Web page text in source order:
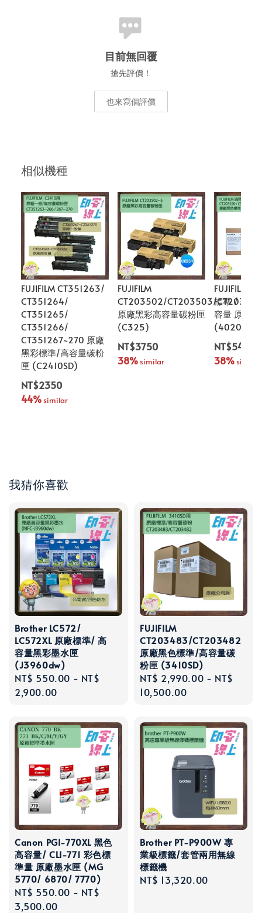
目前無回覆
搶先評價！
也來寫個評價
相似機種
FUJIFILM CT351263/
CT351264/
CT351265/
CT351266/
CT351267~270 原廠
黑彩標準/高容量碳粉
匣 (C2410SD)
NT$2350
44% similar
FUJIFILM
CT203502/CT203503/
原廠黑彩高容量碳粉匣
(C325)
NT$3750
38% similar
FUJIFILM
標準 /
容量 原廠
(4020SD)
NT$5400
38% similar
我猜你喜歡
Brother LC572/
LC572XL 原廠標準/ 高
容量黑彩墨水匣
(J3960dw)
Regular
price
NT$ 550.00 - NT$
2,900.00
FUJIFILM
CT203483/CT203482
原廠黑色標準/高容量碳
粉匣 (3410SD)
Regular
price
NT$ 2,990.00 - NT$
10,500.00
Canon PGI-770XL 黑色
高容量/ CLI-771 彩色標
準量 原廠墨水匣 (MG
5770/ 6870/ 7770)
Regular
price
NT$ 550.00 - NT$
3,500.00
Brother PT-P900W 專
業級標籤/套管兩用無線
標籤機
Regular
NT$ 13,320.00